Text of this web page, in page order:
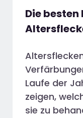
Die
Laufe der
zeigen,
sie zu